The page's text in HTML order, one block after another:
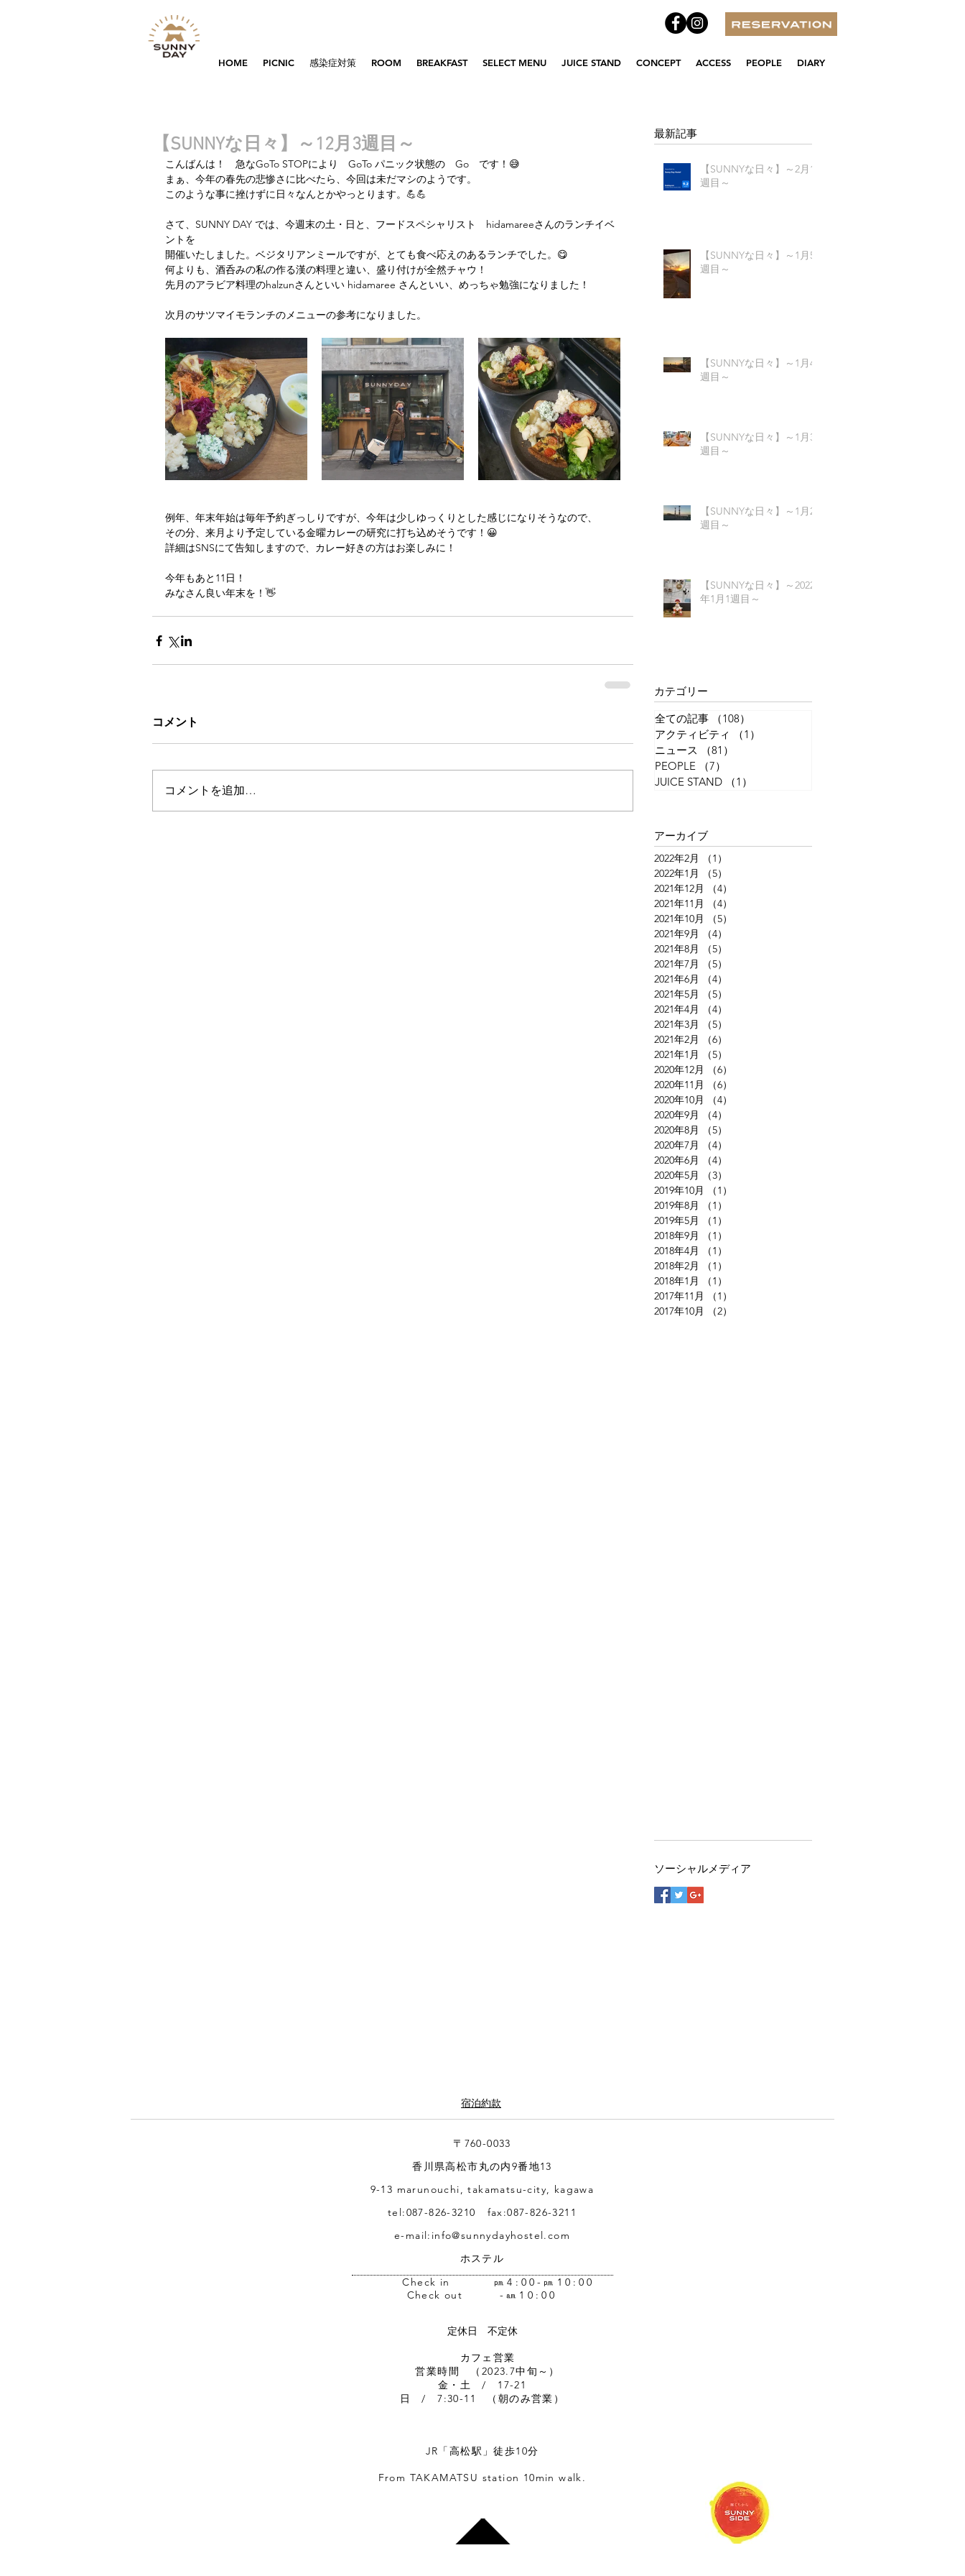
HOME PICNIC 感染症対策 ROOM BREAKFAST SELECT MENU JUICE STAND CONCEPT ACCESS PEOPLE DIARY
【SUNNYな日々】～12月3週目～
こんばんは！　急なGoTo STOPにより　GoTo パニック状態の　Go　です！😅
まぁ、今年の春先の悲惨さに比べたら、今回は未だマシのようです。
このような事に挫けずに日々なんとかやっとります。💪💪
さて、SUNNY DAY では、今週末の土・日と、フードスペシャリスト　hidamareeさんのランチイベ
ントを
開催いたしました。ベジタリアンミールですが、とても食べ応えのあるランチでした。😋
何よりも、酒呑みの私の作る漢の料理と違い、盛り付けが全然チャウ！
先月のアラビア料理のhalzunさんといい hidamaree さんといい、めっちゃ勉強になりました！
次月のサツマイモランチのメニューの参考になりました。
例年、年末年始は毎年予約ぎっしりですが、今年は少しゆっくりとした感じになりそうなので、
その分、来月より予定している金曜カレーの研究に打ち込めそうです！😀
詳細はSNSにて告知しますので、カレー好きの方はお楽しみに！
今年もあと11日！
みなさん良い年末を！👋
コメント
コメントを追加…
最新記事
【SUNNYな日々】～2月1
週目～
【SUNNYな日々】～1月5
週目～
【SUNNYな日々】～1月4
週目～
【SUNNYな日々】～1月3
週目～
【SUNNYな日々】～1月2
週目～
【SUNNYな日々】～2022
年1月1週目～
カテゴリー
全ての記事
（108）
アクティビティ
（1）
ニュース
（81）
PEOPLE
（7）
JUICE STAND
（1）
アーカイブ
2022年2月 （1）
2022年1月
（5）
2021年12月
（4）
2021年11月
（4）
2021年10月
（5）
2021年9月
（4）
2021年8月
（5）
2021年7月
（5）
2021年6月
（4）
2021年5月
（5）
2021年4月
（4）
2021年3月
（5）
2021年2月
（6）
2021年1月
（5）
2020年12月
（6）
2020年11月
（6）
2020年10月
（4）
2020年9月
（4）
2020年8月
（5）
2020年7月
（4）
2020年6月
（4）
2020年5月
（3）
2019年10月
（1）
2019年8月
（1）
2019年5月
（1）
2018年9月
（1）
2018年4月
（1）
2018年2月
（1）
2018年1月
（1）
2017年11月
（1）
2017年10月
（2）
ソーシャルメディア
宿泊約款
© 2023 by CASA 3. Proudly created withWix.com
〒760-0033
香川県高松市丸の内9番地13
9-13 marunouchi, takamatsu-city, kagawa
tel:087-826-3210 fax:087-826-3211
e-mail: info@sunnydayhostel.com
ホステル
Check in ㏘4:00-㏘10:00
Check out
-㏂10:00
定休日 不定休
​ カフェ営業
営業時間 （2023.7中旬～）
金・土 / 17-21
日 / 7:30-11 （朝のみ営業）
JR「高松駅」徒歩10分
From TAKAMATSU station 10min walk.